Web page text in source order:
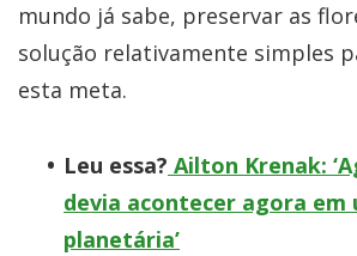
mundo já sabe, preservar as
solução relativamente simples
esta meta.
Leu essa? Ailton Krenak:
devia acontecer agora em
planetária’